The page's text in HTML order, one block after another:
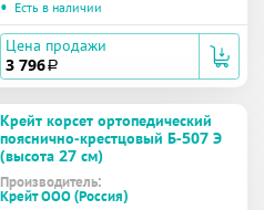
• Есть в наличии
Цена продажи
3 796 a
Крейт корсет ортопедический
пояснично-крестцовый Б-507 Э
(высота 27 см)
Производитель:
Крейт ООО (Россия)